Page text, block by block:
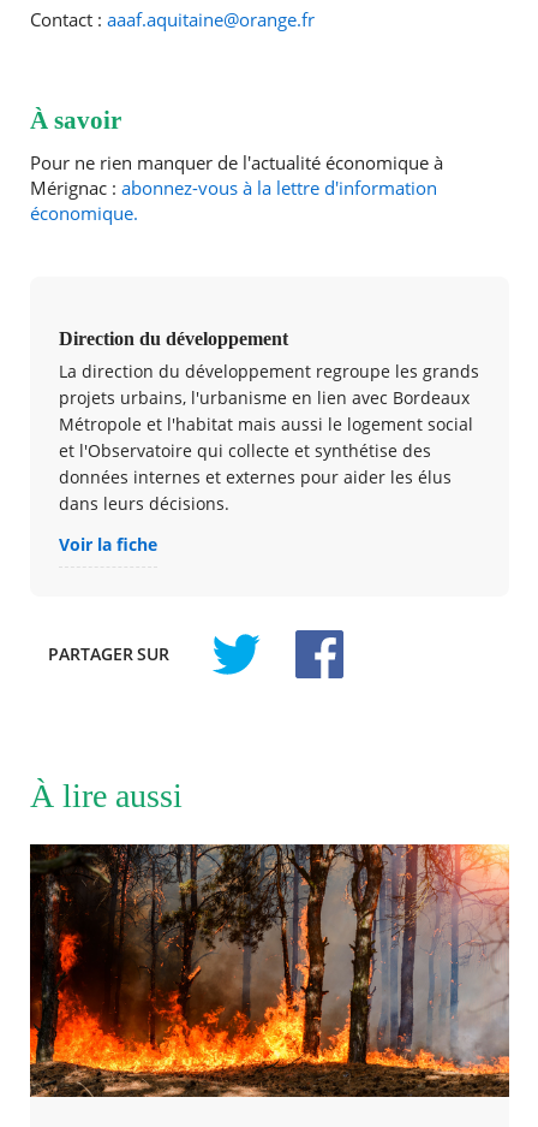
Contact : aaaf.aquitaine@orange.fr
À savoir
Pour ne rien manquer de l'actualité économique à
Mérignac : abonnez-vous à la lettre d'information
économique.
Direction du développement
La direction du développement regroupe les grands
projets urbains, l'urbanisme en lien avec Bordeaux
Métropole et l'habitat mais aussi le logement social
et l'Observatoire qui collecte et synthétise des
données internes et externes pour aider les élus
dans leurs décisions.
Voir la fiche
PARTAGER SUR
À lire aussi